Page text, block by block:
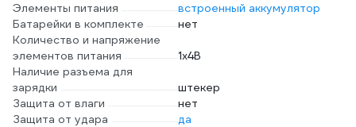
Элементы питания
встроенный аккумулятор
Батарейки в комплекте
нет
Количество и напряжение
элементов питания
1х4В
Наличие разъема для
зарядки
штекер
Защита от влаги
нет
Защита от удара
да